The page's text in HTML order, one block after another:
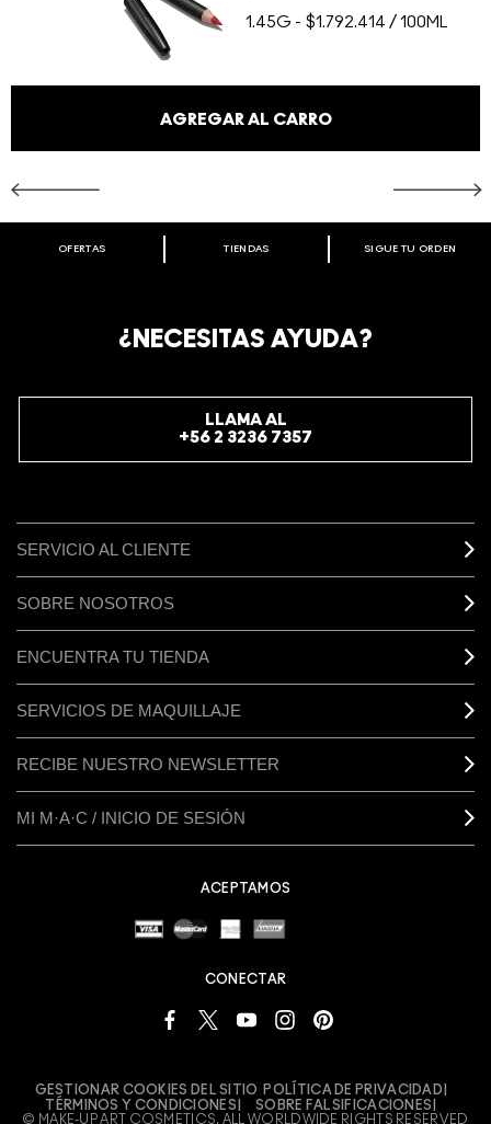
1.45G - $1.792.414 / 100ML
AGREGAR AL CARRO
BIENVENIDO A M·A·C COSMETICS
REGÍSTRATE AHORA PARA RECIBIR INFORMACIÓN
OFERTAS TIENDAS SIGUE TU ORDEN
¿NECESITAS AYUDA?
LLAMA AL
+56 2 3236 7357
SERVICIO AL CLIENTE
SOBRE NOSOTROS
ENCUENTRA TU TIENDA
SERVICIOS DE MAQUILLAJE
RECIBE NUESTRO NEWSLETTER
MI M·A·C / INICIO DE SESIÓN
ACEPTAMOS
CONECTAR
GESTIONAR COOKIES DEL SITIO
POLÍTICA DE PRIVACIDAD
TÉRMINOS Y CONDICIONES
SOBRE FALSIFICACIONES
© MAKE-UP ART COSMETICS. ALL WORLDWIDE RIGHTS RESERVED